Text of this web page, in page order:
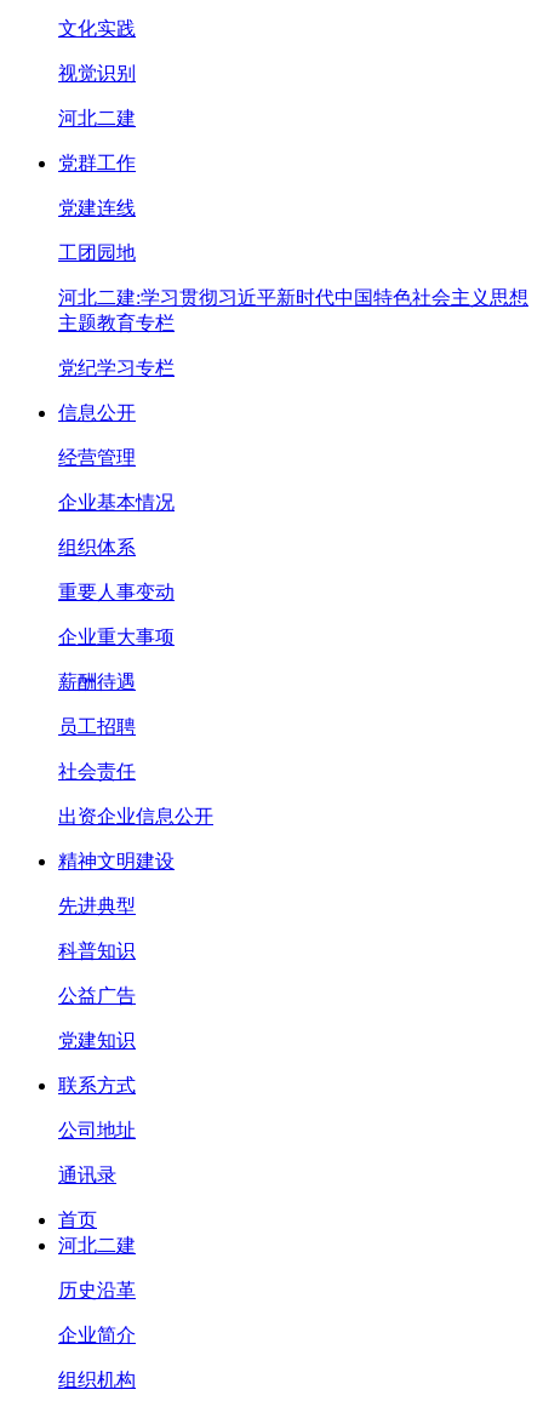
文化实践
视觉识别
河北二建
党群工作
党建连线
工团园地
河北二建:学习贯彻习近平新时代中国特色社会主义思想
主题教育专栏
党纪学习专栏
信息公开
经营管理
企业基本情况
组织体系
重要人事变动
企业重大事项
薪酬待遇
员工招聘
社会责任
出资企业信息公开
精神文明建设
先进典型
科普知识
公益广告
党建知识
联系方式
公司地址
通讯录
首页
河北二建
历史沿革
企业简介
组织机构